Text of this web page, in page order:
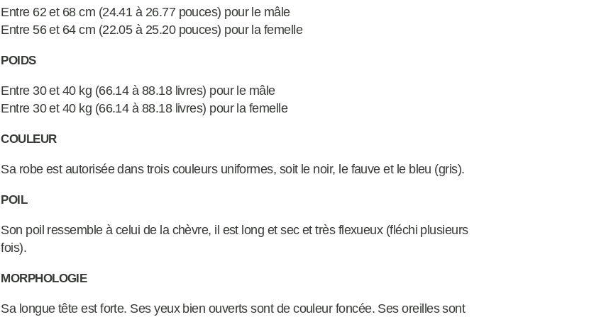
Entre 62 et 68 cm (24.41 à 26.77 pouces) pour le mâle
Entre 56 et 64 cm (22.05 à 25.20 pouces) pour la femelle
POIDS
Entre 30 et 40 kg (66.14 à 88.18 livres) pour le mâle
Entre 30 et 40 kg (66.14 à 88.18 livres) pour la femelle
COULEUR
Sa robe est autorisée dans trois couleurs uniformes, soit le noir, le fauve et le bleu (gris).
POIL
Son poil ressemble à celui de la chèvre, il est long et sec et très flexueux (fléchi plusieurs
fois).
MORPHOLOGIE
Sa longue tête est forte. Ses yeux bien ouverts sont de couleur foncée. Ses oreilles sont